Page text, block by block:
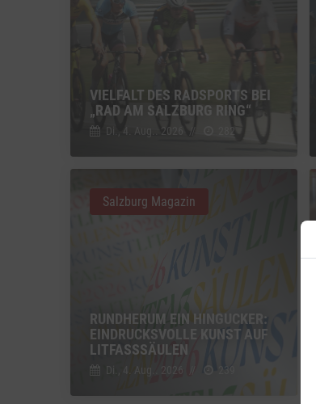
VIELFALT DES RADSPORTS BEI
„RAD AM SALZBURG RING“
Di., 4. Aug.. 2026 // 282
RUNDHERUM EIN HINGUCKER:
EINDRUCKSVOLLE KUNST AUF
LITFASSSÄULEN
Di., 4. Aug.. 2026 239
Salzburg Magazin